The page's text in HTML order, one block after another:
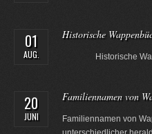
01
AUG.
Historische
Historische
20
JUNI
Familiennamen von
Familiennamen von